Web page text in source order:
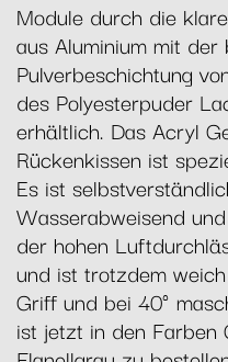
Module durch die
aus Aluminium mit der
Pulverbeschichtung
des Polyesterpuder
erhältlich. Das Acryl
Rückenkissen ist
Es ist
Wasserabweisend
der hohen
und ist trotzdem
Griff und bei 40°
ist jetzt in den Farben